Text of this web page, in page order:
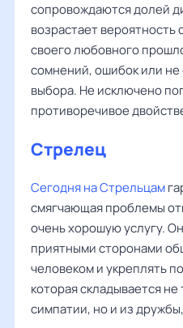
сопровождаются долей
возрастает вероятность
своего любовного
сомнений, ошибок или
выбора. Не исключено
противоречивое
Стрелец
Сегодня на Стрельцам
смягчающая проблемы
очень хорошую услугу.
приятными сторонами
человеком и укреплять
которая складывается
симпатии, но и из